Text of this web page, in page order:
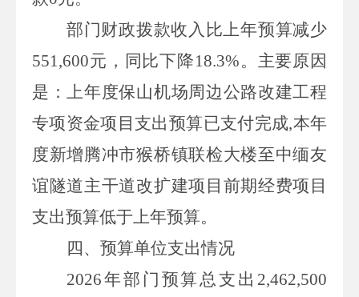
部门财政拨款收入比上年预算减少
551,600元，同比下降18.3%。主要原因
是：上年度保山机场周边公路改建工程
专项资金项目支出预算已支付完成,本年
度新增腾冲市猴桥镇联检大楼至中缅友
谊隧道主干道改扩建项目前期经费项目
支出预算低于上年预算。
四、 预算单位支出情况
2026年部门预算总支出 2,462,500